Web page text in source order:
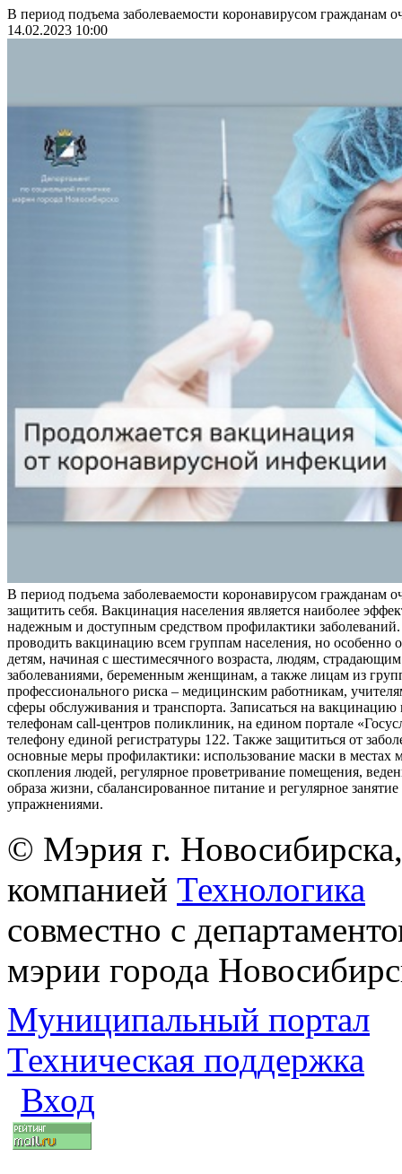
В период подъема заболеваемости коронавирусом гражданам
14.02.2023 10:00
В период подъема заболеваемости коронавирусом гражданам
защитить себя. Вакцинация населения является наиболее
надежным и доступным средством профилактики заболеваний.
проводить вакцинацию всем группам населения, но особенно
детям, начиная с шестимесячного возраста, людям,
заболеваниями, беременным женщинам, а также лицам из
профессионального риска – медицинским работникам,
сферы обслуживания и транспорта. Записаться на
телефонам call-центров поликлиник, на едином портале
телефону единой регистратуры 122. Также защититься от
основные меры профилактики: использование маски в местах
скопления людей, регулярное проветривание помещения,
образа жизни, сбалансированное питание и регулярное
упражнениями.
© Мэрия г.
компанией Технологика
совместно с
мэрии города
Муниципальный портал
Техническая поддержка
Вход